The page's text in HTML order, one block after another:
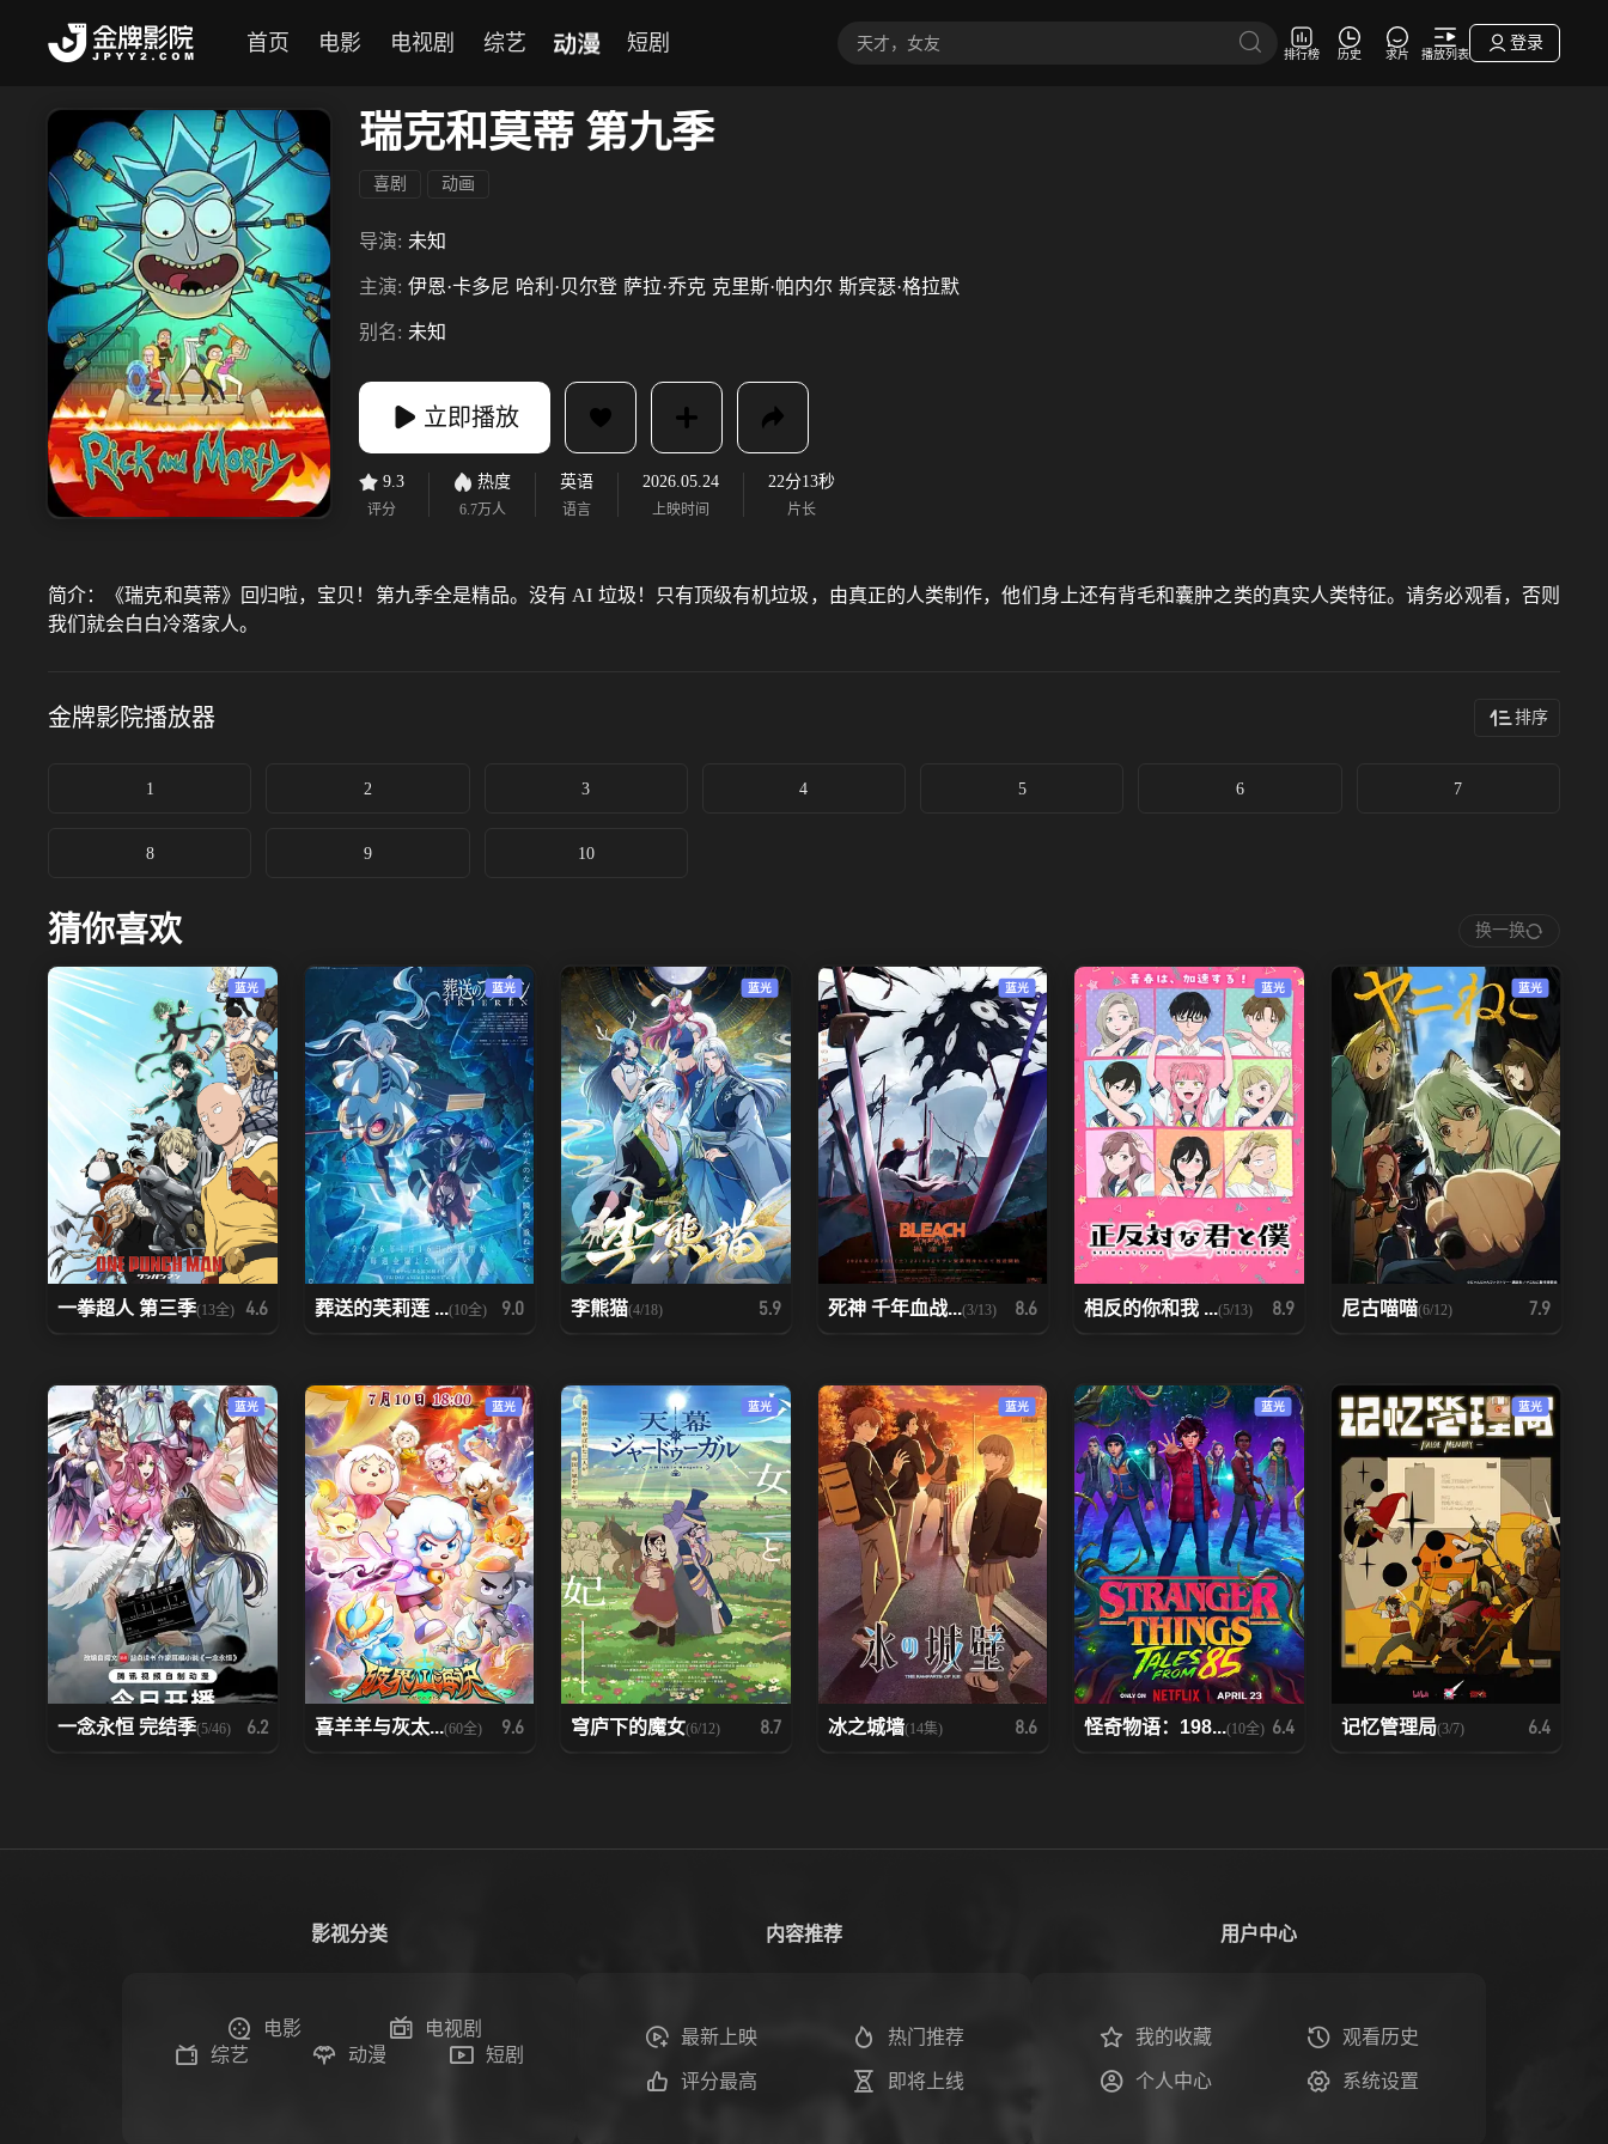
首页 电影 电视剧 综艺 动漫 短剧 排行榜 历史 求片 播放列表
登录
瑞克和莫蒂 第九季
喜剧 动画
导演: 未知
主演: 伊恩·卡多尼 哈利·贝尔登 萨拉·乔克 克里斯·帕内尔 斯宾瑟·格拉默
别名: 未知
立即播放
9.3
评分
热度
6.7万人
英语
语言
2026.05.24
上映时间
22分13秒
片长
简介：
《瑞克和莫蒂》回归啦，宝贝！第九季全是精品。没有 AI 垃圾！只有顶级有机垃圾，由真正的人类制作，他们身上还有背毛和囊肿之类的真实人类特征。请务必观看，否则
我们就会白白冷落家人。
金牌影院播放器 排序
1 2 3 4 5 6 7
8 9 10
猜你喜欢 换一换
蓝光
一拳超人 第三季(13全) 4.6
蓝光
葬送的芙莉莲 ...(10全) 9.0
蓝光
李熊猫(4/18) 5.9
蓝光
死神 千年血战...(3/13) 8.6
蓝光
相反的你和我 ...(5/13) 8.9
蓝光
尼古喵喵(6/12) 7.9
蓝光
一念永恒 完结季(5/46) 6.2
蓝光
喜羊羊与灰太...(60全) 9.6
蓝光
穹庐下的魔女(6/12) 8.7
蓝光
冰之城墙(14集) 8.6
蓝光
怪奇物语：198...(10全) 6.4
蓝光
记忆管理局(3/7) 6.4
影视分类
电影
电视剧
综艺
动漫 短剧
内容推荐
最新上映 热门推荐
评分最高 即将上线
用户中心
我的收藏 观看历史
个人中心 系统设置